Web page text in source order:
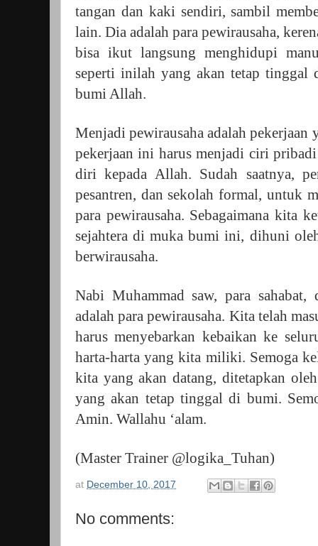
tangan dan kaki sendiri, sambil
lain. Dia adalah para pewirausaha,
bisa ikut langsung menghidupi
seperti inilah yang akan tetap tinggal
bumi Allah.
Menjadi pewirausaha adalah
pekerjaan ini harus menjadi ciri
diri kepada Allah. Sudah saatnya,
pesantren, dan sekolah formal, untuk
para pewirausaha. Sebagaimana kita
sejahtera di muka bumi ini, dihuni
berwirausaha.
Nabi Muhammad saw, para sahabat,
adalah para pewirausaha. Kita telah
harus menyebarkan kebaikan ke
harta-harta yang kita miliki. Semoga
kita yang akan datang, ditetapkan
yang akan tetap tinggal di bumi.
Amin. Wallahu ‘alam.
(Master Trainer @logika_Tuhan)
at December 10, 2017
No comments: